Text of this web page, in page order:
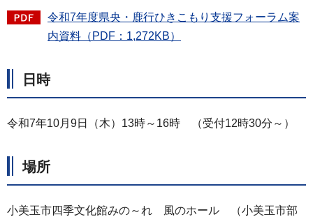
令和7年度県央・鹿行ひきこもり支援フォーラム案
内資料（PDF：1,272KB）
日時
令和7年10月9日（木）13時～16時 （受付12時30分～）
場所
小美玉市四季文化館みの～れ 風のホール （小美玉市部